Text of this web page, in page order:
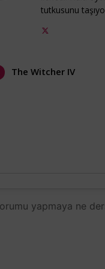
tutkusunu
The Witcher IV